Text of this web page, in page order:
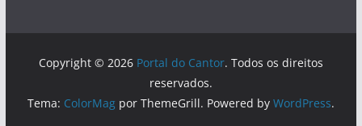
Copyright © 2026 Portal do Cantor. Todos os direitos
reservados.
Tema: ColorMagpor ThemeGrill. Powered by WordPress.